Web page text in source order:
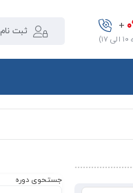
+ ثبت نام
جستحوی دوره